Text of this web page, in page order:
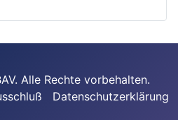
Alle Rechte vorbehalten.
Datenschutzerklärung